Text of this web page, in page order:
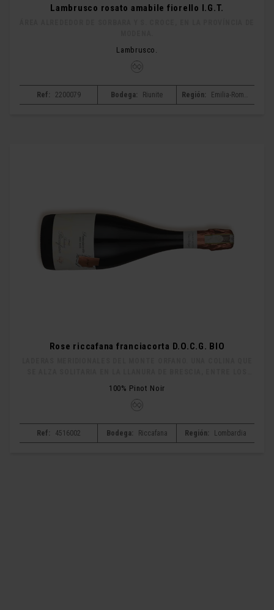
Lambrusco rosato amabile fiorello I.G.T.
Lambrusco.
Ref: 2200079 Bodega: Riunite Región: Emilia-Romagna
Rose riccafana franciacorta D.O.C.G. BIO
100% Pinot Noir
Ref: 4516002 Bodega: Riccafana Región: Lombardia